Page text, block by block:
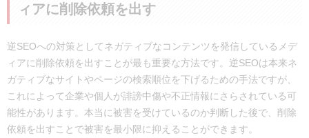
ィアに削除依頼を出す
逆SEOへの対策としてネガティブなコンテンツを発信しているメデ
ィアに削除依頼を出すことが最も重要な方法です。逆SEOは本来ネ
ガティブなサイトやページの検索順位を下げるための手法ですが、
これによって企業や個人が誹謗中傷や不正情報にさらされている可
能性があります。本当に被害を受けているのか判断した後で、削除
依頼を出すことで被害を最小限に抑えることができます。